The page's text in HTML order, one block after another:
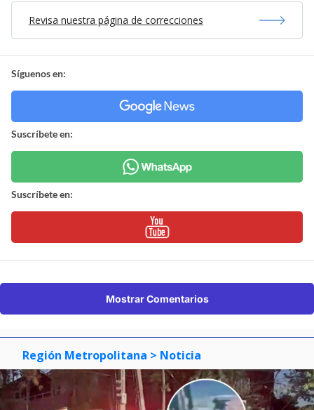
Revisa nuestra página de correcciones
Síguenos en:
Suscríbete en:
Suscríbete en:
Mostrar Comentarios
Región Metropolitana > Noticia